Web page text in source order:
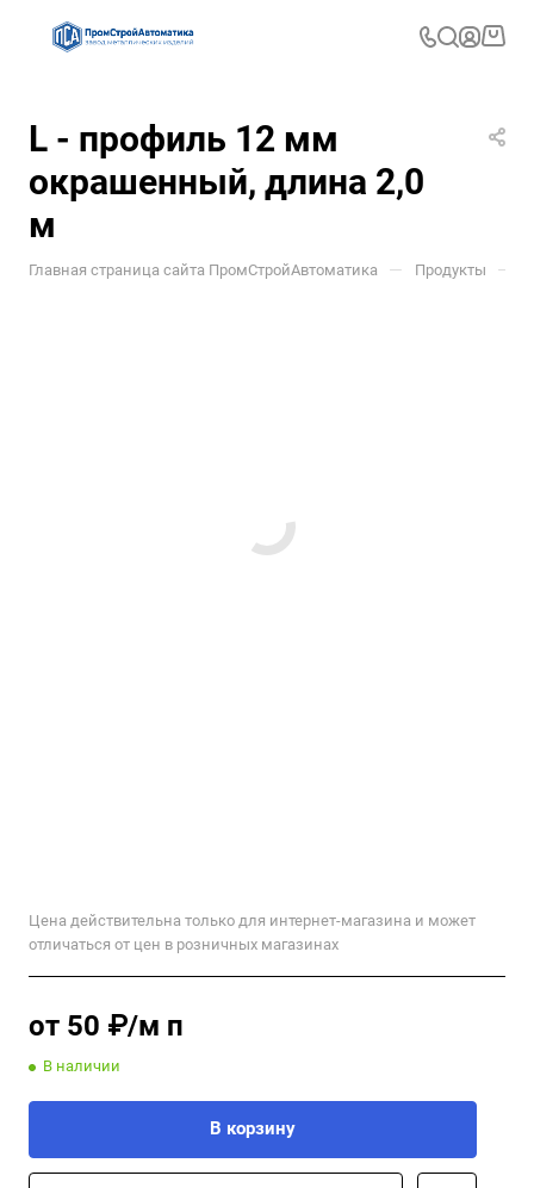
L - профиль 12 мм
окрашенный, длина 2,0
м
Главная страница сайта ПромСтройАвтоматика — Продукты —
Цена действительна только для интернет-магазина и может
отличаться от цен в розничных магазинах
от 50 ₽/м п
В наличии
В корзину